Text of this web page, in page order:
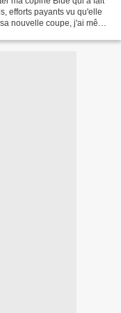
efforts payants vu qu'elle
nouvelle coupe, j'ai même